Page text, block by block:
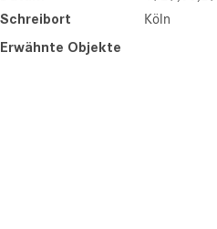
Schreibort Köln
Erwähnte Objekte